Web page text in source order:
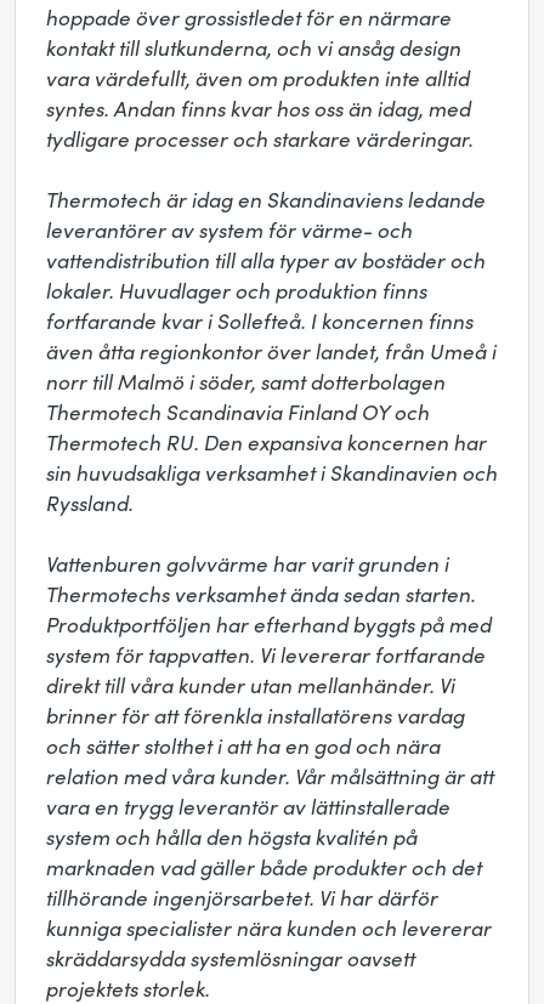
hoppade över grossistledet för en närmare
kontakt till slutkunderna, och vi ansåg design
vara värdefullt, även om produkten inte alltid
syntes. Andan finns kvar hos oss än idag, med
tydligare processer och starkare värderingar.
Thermotech är idag en Skandinaviens ledande
leverantörer av system för värme- och
vattendistribution till alla typer av bostäder och
lokaler. Huvudlager och produktion finns
fortfarande kvar i Sollefteå. I koncernen finns
även åtta regionkontor över landet, från Umeå i
norr till Malmö i söder, samt dotterbolagen
Thermotech Scandinavia Finland OY och
Thermotech RU. Den expansiva koncernen har
sin huvudsakliga verksamhet i Skandinavien och
Ryssland.
Vattenburen golvvärme har varit grunden i
Thermotechs verksamhet ända sedan starten.
Produktportföljen har efterhand byggts på med
system för tappvatten. Vi levererar fortfarande
direkt till våra kunder utan mellanhänder. Vi
brinner för att förenkla installatörens vardag
och sätter stolthet i att ha en god och nära
relation med våra kunder. Vår målsättning är att
vara en trygg leverantör av lättinstallerade
system och hålla den högsta kvalitén på
marknaden vad gäller både produkter och det
tillhörande ingenjörsarbetet. Vi har därför
kunniga specialister nära kunden och levererar
skräddarsydda systemlösningar oavsett
projektets storlek.